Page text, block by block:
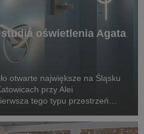
oświetlenia Agata
otwarte największe na Śląsku
przy Alei
tego typu przestrzeń